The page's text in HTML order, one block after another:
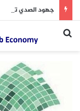
جهود الصدي تثمر
بحث عن